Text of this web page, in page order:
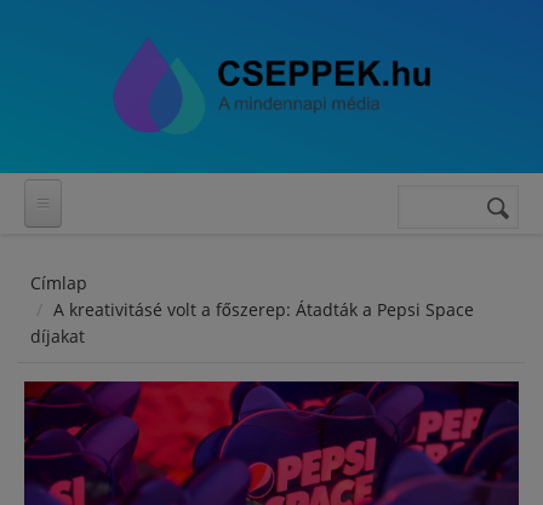
Keresés
Címlap
A kreativitásé volt a főszerep: Átadták a Pepsi Space
díjakat